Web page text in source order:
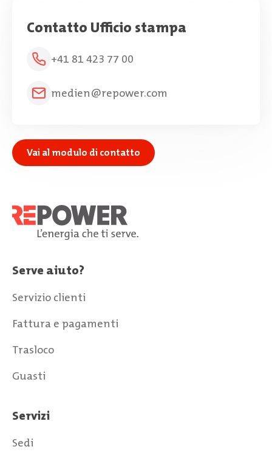
Contatto Ufficio stampa
+41 81 423 77 00
medien@repower.com
Vai al modulo di contatto
Serve aiuto?
Servizio clienti
Fattura e pagamenti
Trasloco
Guasti
Servizi
Sedi